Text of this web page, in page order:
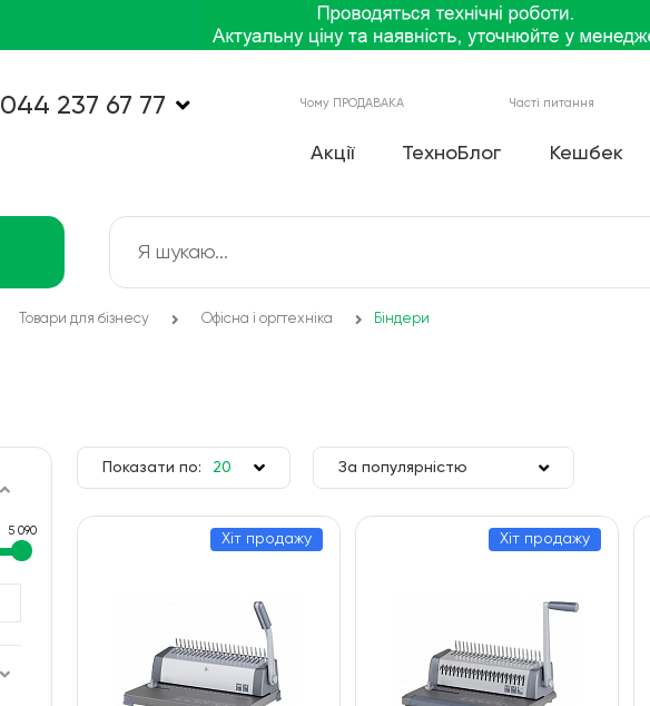
044 237 67 77 Чому ПРОДАВАКА Часті питання
Акції ТехноБлог Кешбек
Товари для бізнесу Офісна і оргтехніка Біндери
5 090
Показати по:
20
100
За популярністю
Хіт продажу Хіт продажу